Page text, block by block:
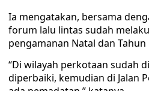
Ia mengatakan, bersama
forum lalu lintas sudah
pengamanan Natal dan Tahun
“Di wilayah perkotaan sudah
diperbaiki, kemudian di Jalan